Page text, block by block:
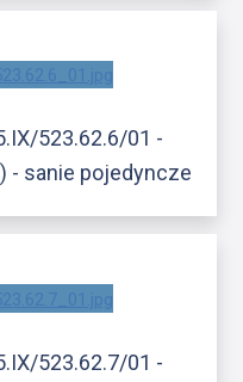
523.62.6/01 -
- sanie pojedyncze
523.62.7/01 -